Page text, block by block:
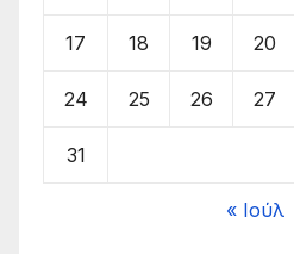
17 18 19 20
24 25 26 27
31
« Ιούλ